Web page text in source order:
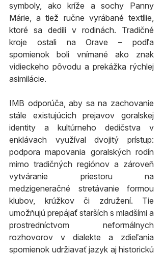
symboly, ako kríže a sochy Panny
Márie, a tiež ručne vyrábané textílie,
ktoré sa dedili v rodinách. Tradičné
kroje ostali na Orave – podľa
spomienok boli vnímané ako znak
vidieckeho pôvodu a prekážka rýchlej
asimilácie.
IMB odporúča, aby sa na zachovanie
stále existujúcich prejavov goralskej
identity a kultúrneho dedičstva v
enklávach využíval dvojitý prístup:
podpora mapovania goralských rodín
mimo tradičných regiónov a zároveň
vytváranie priestoru na
medzigeneračné stretávanie formou
klubov, krúžkov či združení. Tie
umožňujú prepájať starších s mladšími a
prostredníctvom neformálnych
rozhovorov v dialekte a zdieľania
spomienok udržiavať jazyk aj historickú